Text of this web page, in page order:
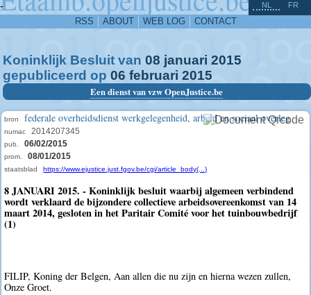
-
RSS ABOUT WEB LOG CONTACT
NL FR
Koninklijk Besluit van 08 januari 2015
gepubliceerd op 06 februari 2015
Een dienst van vzw OpenJustice.be
bron federale overheidsdienst werkgelegenheid, arbeid en sociaal overleg
numac 2014207345
pub. 06/02/2015
prom. 08/01/2015
staatsblad https://www.ejustice.just.fgov.be/cgi/article_body(...)
8 JANUARI 2015. - Koninklijk besluit waarbij algemeen verbindend
wordt verklaard de bijzondere collectieve arbeidsovereenkomst van 14
maart 2014, gesloten in het Paritair Comité voor het tuinbouwbedrijf
(1)
FILIP, Koning der Belgen, Aan allen die nu zijn en hierna wezen zullen,
Onze Groet.
^